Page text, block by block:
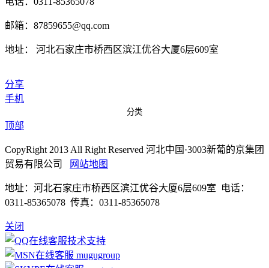
邮箱：87859655@qq.com
地址： 河北石家庄市桥西区滨江优谷大厦6层609室
分享
手机
分类
顶部
CopyRight 2013 All Right Reserved 河北中国·3003新葡的京集团
贸易有限公司
网站地图
地址：河北石家庄市桥西区滨江优谷大厦6层609室 电话：
0311-85365078 传真：0311-85365078
关闭
技术支持
mugugroup